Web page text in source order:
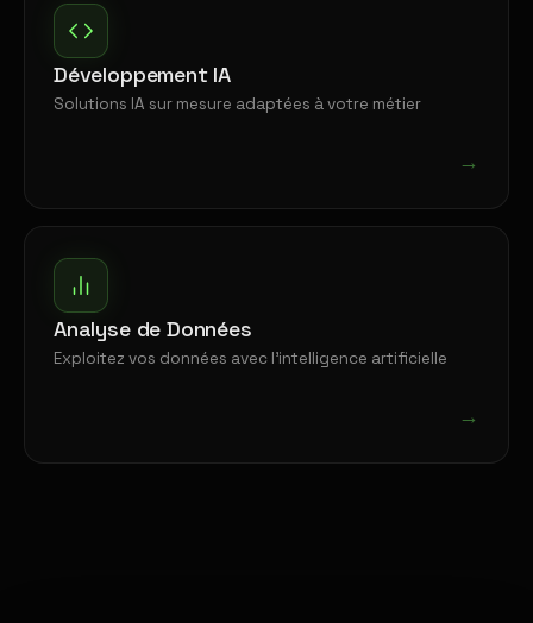
Développement IA
Solutions IA sur mesure adaptées à votre métier
→
Analyse de Données
Exploitez vos données avec l'intelligence artificielle
→